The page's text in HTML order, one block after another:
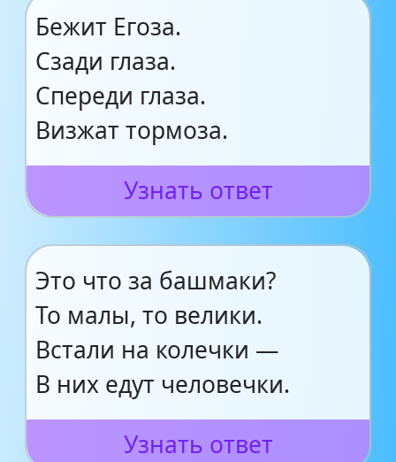
Бежит Егоза.
Сзади глаза.
Спереди глаза.
Визжат тормоза.
Узнать ответ
Это что за башмаки?
То малы, то велики.
Встали на колечки —
В них едут человечки.
Узнать ответ